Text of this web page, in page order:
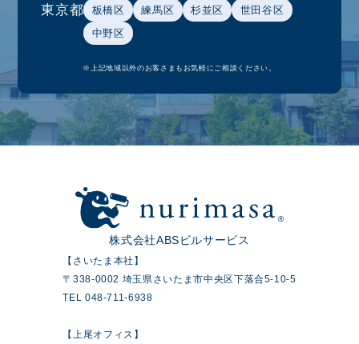
東京都 板橋区 練馬区 杉並区
世田谷区
中野区
※上記地域以外のお客さまもお気軽にご相談ください。
株式会社ABSビルサービス
【さいたま本社】
〒338-0002 埼玉県さいたま市中央区下落合5-10-5
TEL 048-711-6938
【上尾オフィス】